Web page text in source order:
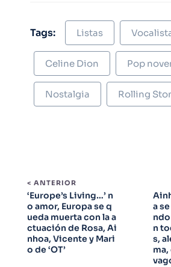
Tags: Listas
Celine Dion Pop
Nostalgia Rolling
< ANTERIOR
‘Europe’s Living…’ n
o amor, Europa se q
ueda muerta con la a
ctuación de Rosa, Ai
nhoa, Vicente y Mari
o de ‘OT’
a
n
s,